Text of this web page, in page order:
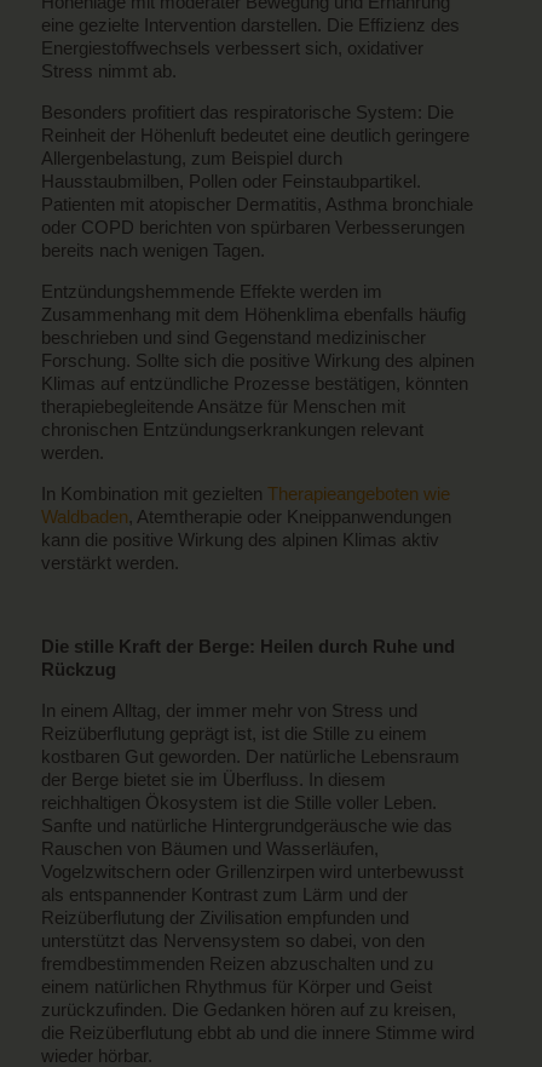
eine gezielte Intervention darstellen. Die Effizienz des
Energiestoffwechsels verbessert sich, oxidativer
Stress nimmt ab.
Besonders profitiert das respiratorische System: Die
Reinheit der Höhenluft bedeutet eine deutlich geringere
Allergenbelastung, zum Beispiel durch
Hausstaubmilben, Pollen oder Feinstaubpartikel.
Patienten mit atopischer Dermatitis, Asthma bronchiale
oder COPD berichten von spürbaren Verbesserungen
bereits nach wenigen Tagen.
Entzündungshemmende Effekte werden im
Zusammenhang mit dem Höhenklima ebenfalls häufig
beschrieben und sind Gegenstand medizinischer
Forschung. Sollte sich die positive Wirkung des alpinen
Klimas auf entzündliche Prozesse bestätigen, könnten
therapiebegleitende Ansätze für Menschen mit
chronischen Entzündungserkrankungen relevant
werden.
In Kombination mit gezielten Therapieangeboten wie
Waldbaden, Atemtherapie oder Kneippanwendungen
kann die positive Wirkung des alpinen Klimas aktiv
verstärkt werden.
Die stille Kraft der Berge: Heilen durch Ruhe und
Rückzug
In einem Alltag, der immer mehr von Stress und
Reizüberflutung geprägt ist, ist die Stille zu einem
kostbaren Gut geworden. Der natürliche Lebensraum
der Berge bietet sie im Überfluss. In diesem
reichhaltigen Ökosystem ist die Stille voller Leben.
Sanfte und natürliche Hintergrundgeräusche wie das
Rauschen von Bäumen und Wasserläufen,
Vogelzwitschern oder Grillenzirpen wird unterbewusst
als entspannender Kontrast zum Lärm und der
Reizüberflutung der Zivilisation empfunden und
unterstützt das Nervensystem so dabei, von den
fremdbestimmenden Reizen abzuschalten und zu
einem natürlichen Rhythmus für Körper und Geist
zurückzufinden. Die Gedanken hören auf zu kreisen,
die Reizüberflutung ebbt ab und die innere Stimme wird
wieder hörbar.